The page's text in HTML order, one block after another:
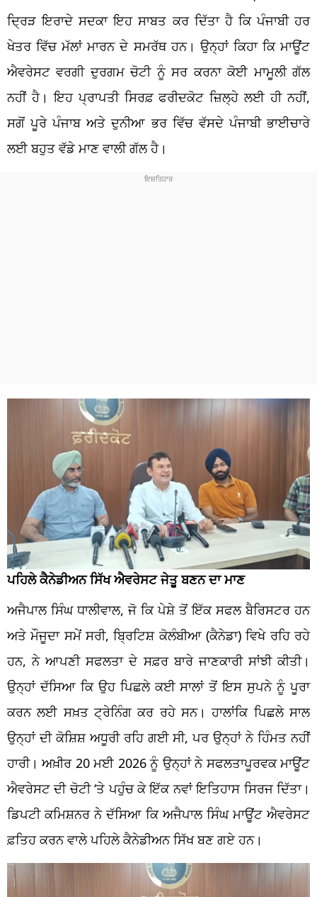
ਦ੍ਰਿੜ ਇਰਾਦੇ ਸਦਕਾ ਇਹ ਸਾਬਤ ਕਰ ਦਿੱਤਾ ਹੈ ਕਿ ਪੰਜਾਬੀ ਹਰ
ਖੇਤਰ ਵਿੱਚ ਮੱਲਾਂ ਮਾਰਨ ਦੇ ਸਮਰੱਥ ਹਨ। ਉਨ੍ਹਾਂ ਕਿਹਾ ਕਿ ਮਾਊਂਟ
ਐਵਰੇਸਟ ਵਰਗੀ ਦੁਰਗਮ ਚੋਟੀ ਨੂੰ ਸਰ ਕਰਨਾ ਕੋਈ ਮਾਮੂਲੀ ਗੱਲ
ਨਹੀਂ ਹੈ। ਇਹ ਪ੍ਰਾਪਤੀ ਸਿਰਫ਼ ਫਰੀਦਕੋਟ ਜ਼ਿਲ੍ਹੇ ਲਈ ਹੀ ਨਹੀਂ,
ਸਗੋਂ ਪੂਰੇ ਪੰਜਾਬ ਅਤੇ ਦੁਨੀਆ ਭਰ ਵਿੱਚ ਵੱਸਦੇ ਪੰਜਾਬੀ ਭਾਈਚਾਰੇ
ਲਈ ਬਹੁਤ ਵੱਡੇ ਮਾਣ ਵਾਲੀ ਗੱਲ ਹੈ।
ਪਹਿਲੇ ਕੈਨੇਡੀਅਨ ਸਿੱਖ ਐਵਰੇਸਟ ਜੇਤੂ ਬਣਨ ਦਾ ਮਾਣ
ਅਜੈਪਾਲ ਸਿੰਘ ਧਾਲੀਵਾਲ, ਜੋ ਕਿ ਪੇਸ਼ੇ ਤੋਂ ਇੱਕ ਸਫਲ ਬੈਰਿਸਟਰ ਹਨ
ਅਤੇ ਮੌਜੂਦਾ ਸਮੇਂ ਸਰੀ, ਬ੍ਰਿਟਿਸ਼ ਕੋਲੰਬੀਆ (ਕੈਨੇਡਾ) ਵਿਖੇ ਰਹਿ ਰਹੇ
ਹਨ, ਨੇ ਆਪਣੀ ਸਫਲਤਾ ਦੇ ਸਫ਼ਰ ਬਾਰੇ ਜਾਣਕਾਰੀ ਸਾਂਝੀ ਕੀਤੀ।
ਉਨ੍ਹਾਂ ਦੱਸਿਆ ਕਿ ਉਹ ਪਿਛਲੇ ਕਈ ਸਾਲਾਂ ਤੋਂ ਇਸ ਸੁਪਨੇ ਨੂੰ ਪੂਰਾ
ਕਰਨ ਲਈ ਸਖ਼ਤ ਟ੍ਰੇਨਿੰਗ ਕਰ ਰਹੇ ਸਨ। ਹਾਲਾਂਕਿ ਪਿਛਲੇ ਸਾਲ
ਉਨ੍ਹਾਂ ਦੀ ਕੋਸ਼ਿਸ਼ ਅਧੂਰੀ ਰਹਿ ਗਈ ਸੀ, ਪਰ ਉਨ੍ਹਾਂ ਨੇ ਹਿੰਮਤ ਨਹੀਂ
ਹਾਰੀ। ਅਖ਼ੀਰ 20 ਮਈ 2026 ਨੂੰ ਉਨ੍ਹਾਂ ਨੇ ਸਫਲਤਾਪੂਰਵਕ ਮਾਊਂਟ
ਐਵਰੇਸਟ ਦੀ ਚੋਟੀ ‘ਤੇ ਪਹੁੰਚ ਕੇ ਇੱਕ ਨਵਾਂ ਇਤਿਹਾਸ ਸਿਰਜ ਦਿੱਤਾ।
ਡਿਪਟੀ ਕਮਿਸ਼ਨਰ ਨੇ ਦੱਸਿਆ ਕਿ ਅਜੈਪਾਲ ਸਿੰਘ ਮਾਊਂਟ ਐਵਰੇਸਟ
ਫ਼ਤਿਹ ਕਰਨ ਵਾਲੇ ਪਹਿਲੇ ਕੈਨੇਡੀਅਨ ਸਿੱਖ ਬਣ ਗਏ ਹਨ।